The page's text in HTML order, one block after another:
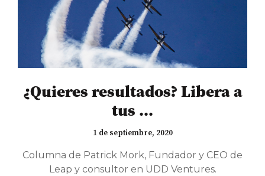
¿Quieres resultados? Libera a
tus ...
1 de septiembre, 2020
Columna de Patrick Mork, Fundador y CEO de
Leap y consultor en UDD Ventures.